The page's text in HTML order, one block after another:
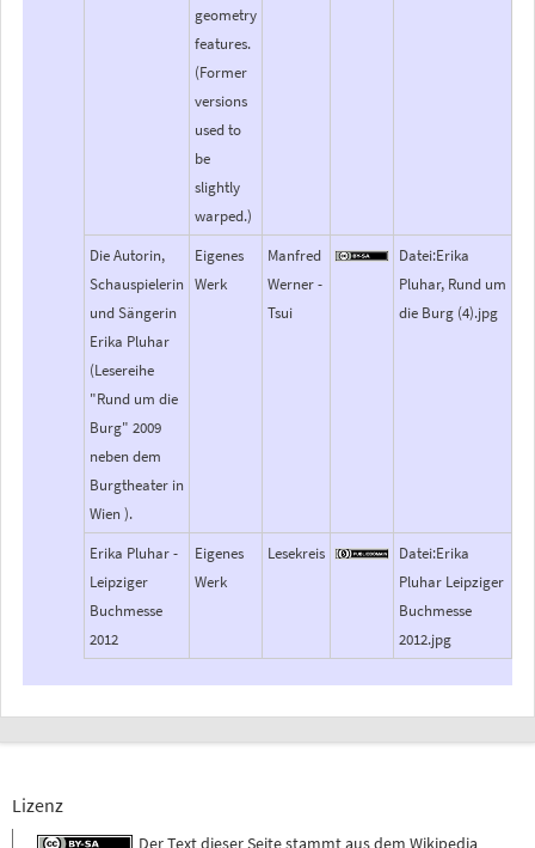
geometry
features.
(Former
versions
used to
be
slightly
warped.)
Die Autorin,
Schauspielerin
und Sängerin
Erika Pluhar
(Lesereihe
"Rund um die
Burg" 2009
neben dem
Burgtheater in
Wien ).
Eigenes
Werk
Manfred
Werner -
Tsui
Datei:Erika
Pluhar, Rund um
die Burg (4).jpg
Erika Pluhar -
Leipziger
Buchmesse
2012
Eigenes
Werk
Lesekreis
Datei:Erika
Pluhar Leipziger
Buchmesse
2012.jpg
Lizenz
Der Text dieser Seite stammt aus dem Wikipedia